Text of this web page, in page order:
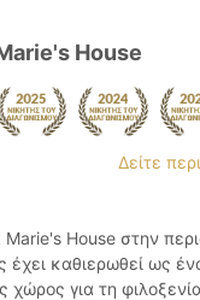
House
Δείτε
House στην
έχει καθιερωθεί ως
χώρος για τη φιλοξενία